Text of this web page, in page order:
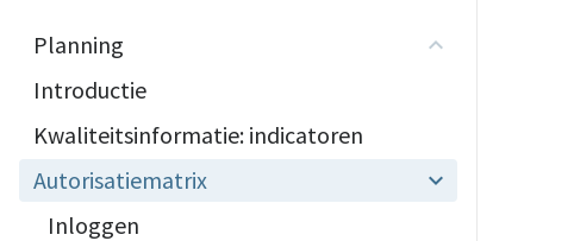
Planning
Introductie
Kwaliteitsinformatie: indicatoren
Autorisatiematrix
Inloggen